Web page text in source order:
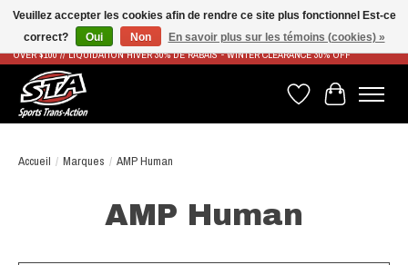
LIVRAISON RAPIDE ET GRATUITE À PARTIR DE 100$ - FAST & FREE SHIPPING ON ORDERS
OVER $100 // LIQUIDATION HIVER 30% DE RABAIS - WINTER CLEARANCE 30% OFF
Liste de souhaits
Panier
Accueil / Marques / AMP Human
AMP Human
Veuillez accepter les cookies afin de rendre ce site plus fonctionnel Est-ce
correct?
Oui Non En savoir plus sur les témoins (cookies) »